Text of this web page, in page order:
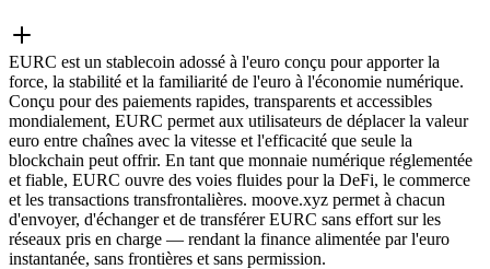
EURC est un stablecoin adossé à l'euro conçu pour apporter la
force, la stabilité et la familiarité de l'euro à l'économie numérique.
Conçu pour des paiements rapides, transparents et accessibles
mondialement, EURC permet aux utilisateurs de déplacer la valeur
euro entre chaînes avec la vitesse et l'efficacité que seule la
blockchain peut offrir. En tant que monnaie numérique réglementée
et fiable, EURC ouvre des voies fluides pour la DeFi, le commerce
et les transactions transfrontalières. moove.xyz permet à chacun
d'envoyer, d'échanger et de transférer EURC sans effort sur les
réseaux pris en charge — rendant la finance alimentée par l'euro
instantanée, sans frontières et sans permission.